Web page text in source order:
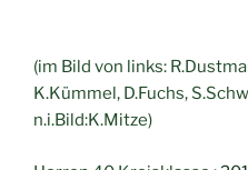
(im Bild von links:
K.Kümmel, D.Fuchs,
n.i.Bild:K.Mitze)